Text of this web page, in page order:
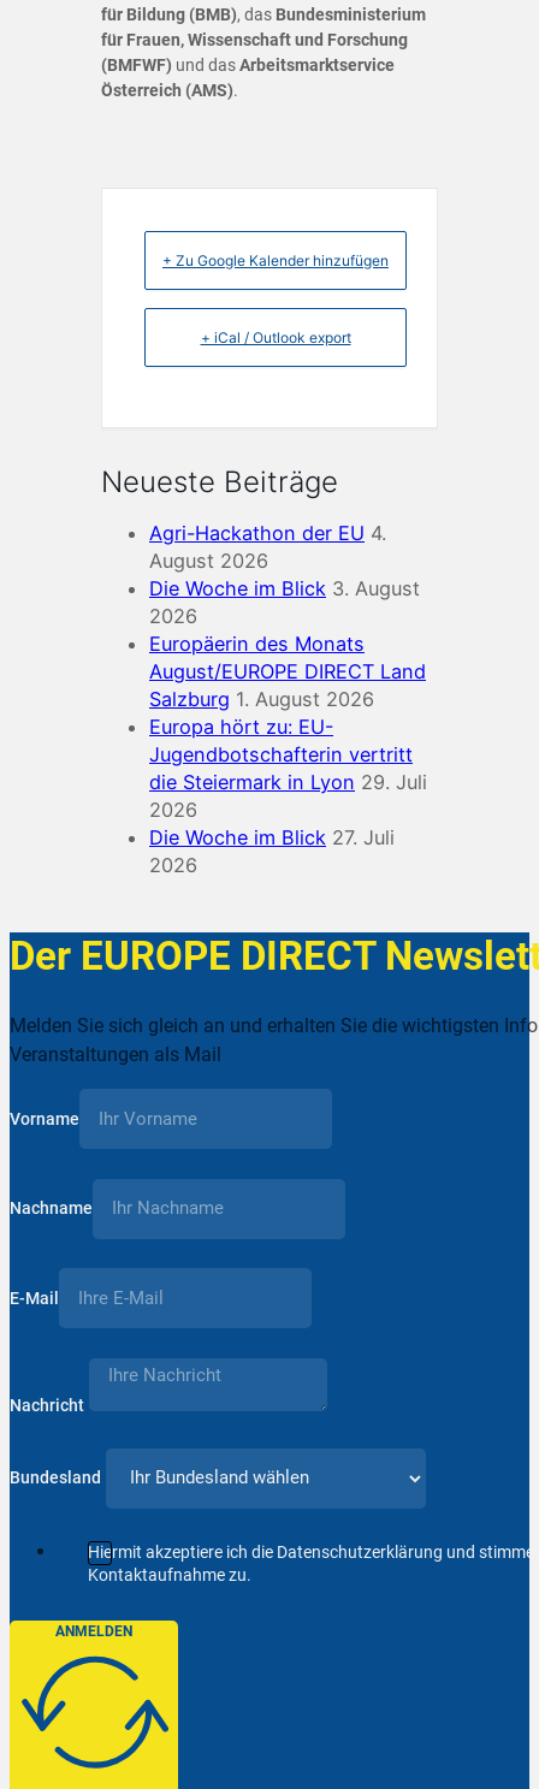
für Bildung (BMB), das Bundesministerium
für Frauen, Wissenschaft und Forschung
(BMFWF) und dasArbeitsmarktservice
Österreich (AMS).
+ Zu Google Kalender hinzufügen
+ iCal / Outlook export
Neueste Beiträge
Agri-Hackathon der EU 4.
August 2026
Die Woche im Blick 3. August
2026
Europäerin des Monats
August/EUROPE DIRECT Land
Salzburg 1. August 2026
Europa hört zu: EU-
Jugendbotschafterin vertritt
die Steiermark in Lyon 29. Juli
2026
Die Woche im Blick 27. Juli
2026
Der EUROPE DIRECT
Melden Sie sich gleich an und erhalten Sie die wichtigsten
Veranstaltungen als Mail
Vorname
Nachname
E-Mail
Nachricht
Bundesland
Hiermit akzeptiere ich die Datenschutzerklärung und
Kontaktaufnahme zu.
ANMELDEN